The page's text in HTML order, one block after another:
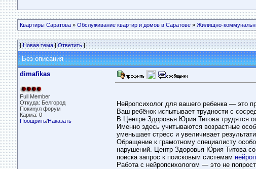
Квартиры Саратова » Обслуживание квартир и домов в Саратове » Жилищно-
|Новая тема|Ответить|
Без описания
dimafikas
Full Member
Откуда: Белгород
Покинул форум
Карма: 0
Поощрить/Наказать
Нейропсихолог для вашего ребенка — это
Ваш ребёнок испытывает трудности с
В Центре Здоровья Юрия Титова трудятся
Именно здесь учитываются возрастные
уменьшает стресс и увеличивает
Обращение к грамотному специалисту
нарушений. Центр Здоровья Юрия Титова
поиска запрос к поисковым системам
Работа с нейропсихологом — это не